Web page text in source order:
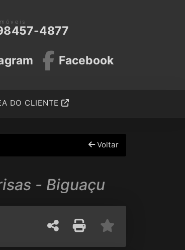
4877
Facebook
DO CLIENTE
Voltar
- Biguaçu